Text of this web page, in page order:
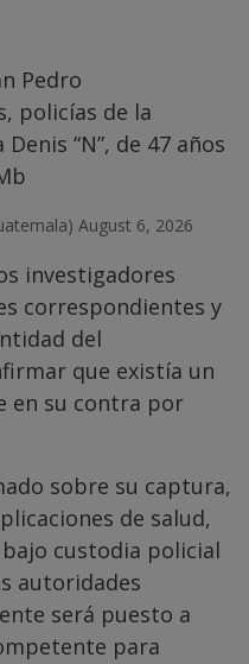
Pedro
policías de la
“N”, de 47 años
August 6, 2026
investigadores
correspondientes y
del
que existía un
en su contra por
sobre su captura,
de salud,
custodia policial
autoridades
será puesto a
para